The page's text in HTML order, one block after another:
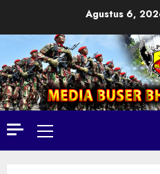
Agustus 6,
Primary
Menu